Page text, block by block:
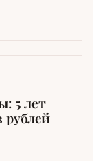
5 лет
рублей